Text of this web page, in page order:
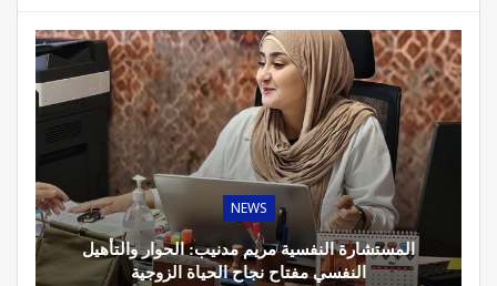
NEWS
المستشارة النفسية مريم مدنيب: الحوار والتأهيل
النفسي مفتاح نجاح الحياة الزوجية